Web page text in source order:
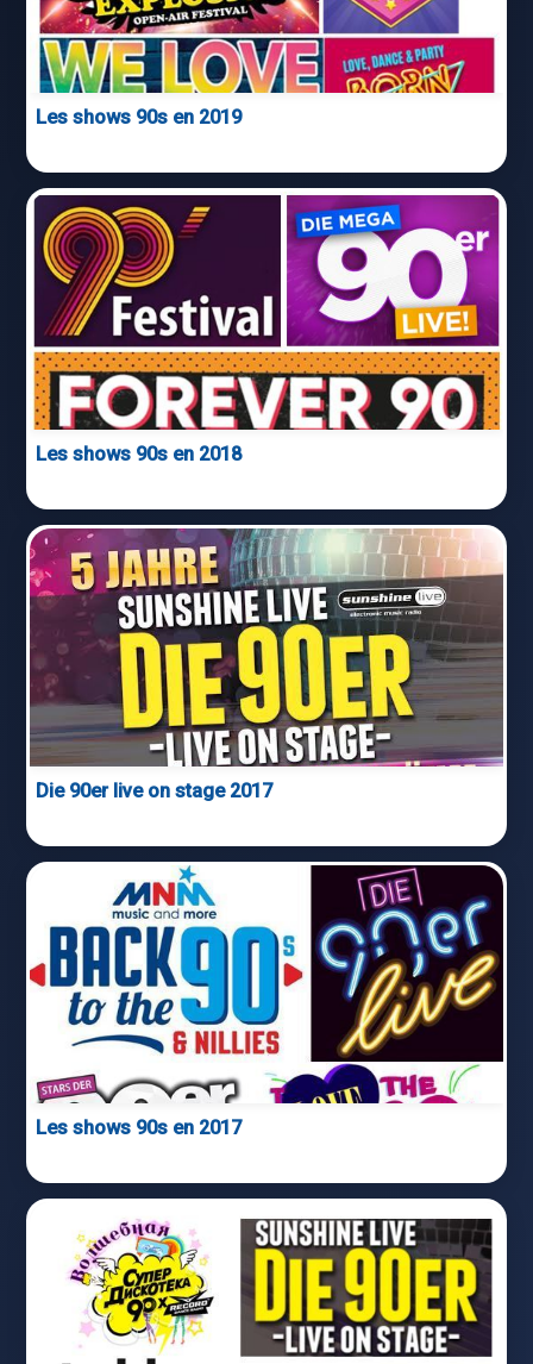
Les shows 90s en 2019
Les shows 90s en 2018
Die 90er live on stage 2017
Les shows 90s en 2017